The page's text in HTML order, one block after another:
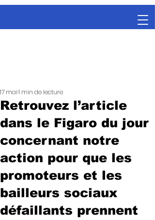
Retrouvez l’article
dans le Figaro du jour
concernant notre
action pour que les
promoteurs et les
bailleurs sociaux
défaillants prennent
17 mai1 min de lecture